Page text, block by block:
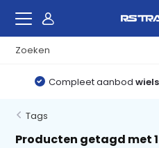
Compleet aanbod
Tags
Producten getagd met